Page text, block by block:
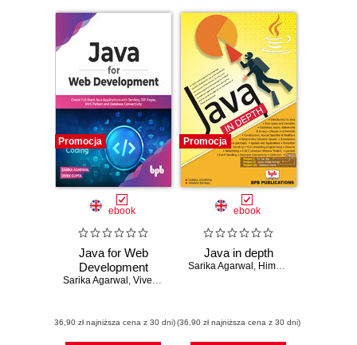
Promocja
ebook
Java for Web
Development
Sarika Agarwal , Vivek Gupta
(36,90 zł najniższa cena z 30 dni)
Promocja
ebook
Java in depth
Sarika Agarwal , Himani Bansal
(36,90 zł najniższa cena z 30 dni)